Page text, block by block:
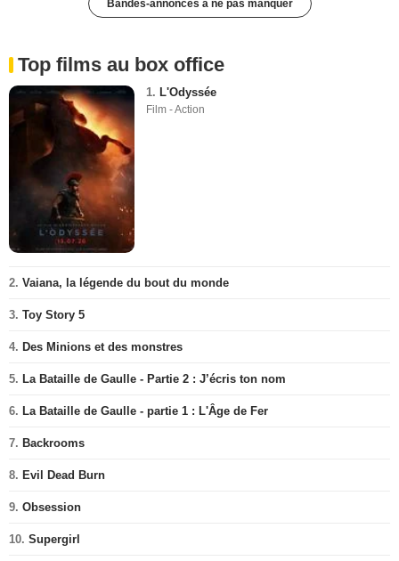
Bandes-annonces à ne pas manquer
Top films au box office
1. L'Odyssée
Film - Action
2. Vaiana, la légende du bout du monde
3. Toy Story 5
4. Des Minions et des monstres
5. La Bataille de Gaulle - Partie 2 : J’écris ton nom
6. La Bataille de Gaulle - partie 1 : L'Âge de Fer
7. Backrooms
8. Evil Dead Burn
9. Obsession
10. Supergirl